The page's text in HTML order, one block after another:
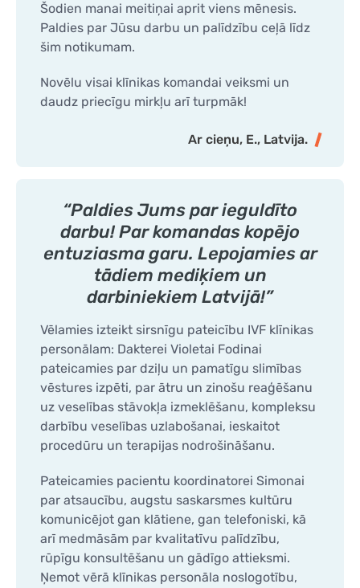
Šodien manai meitiņai aprit viens mēnesis.
Paldies par Jūsu darbu un palīdzību ceļā līdz
šim notikumam.
Novēlu visai klīnikas komandai veiksmi un
daudz priecīgu mirkļu arī turpmāk!
Ar cieņu, E., Latvija.
“Paldies Jums par ieguldīto
darbu! Par komandas kopējo
entuziasma garu. Lepojamies ar
tādiem mediķiem un
darbiniekiem Latvijā!”
Vēlamies izteikt sirsnīgu pateicību IVF klīnikas
personālam: Dakterei Violetai Fodinai
pateicamies par dziļu un pamatīgu slimības
vēstures izpēti, par ātru un zinošu reaģēšanu
uz veselības stāvokļa izmeklēšanu, kompleksu
darbību veselības uzlabošanai, ieskaitot
procedūru un terapijas nodrošināšanu.
Pateicamies pacientu koordinatorei Simonai
par atsaucību, augstu saskarsmes kultūru
komunicējot gan klātiene, gan telefoniski, kā
arī medmāsām par kvalitatīvu palīdzību,
rūpīgu konsultēšanu un gādīgo attieksmi.
Ņemot vērā klīnikas personāla noslogotību,